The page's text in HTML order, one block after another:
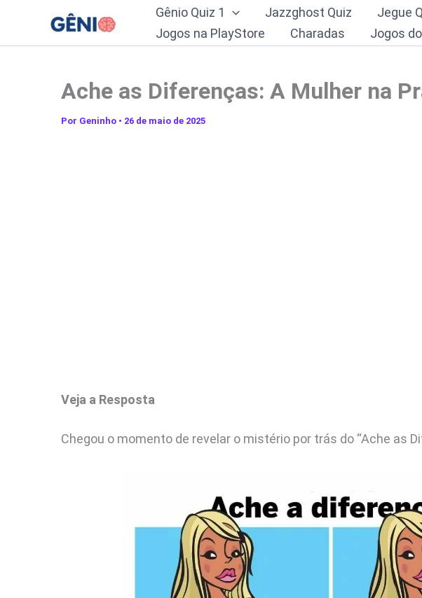
o
Gênio Quiz 1 Jazzghost Quiz Jegue
Jogos na PlayStore
Charadas Jogos
Ache as Diferenças: A Mulher na
Por Geninho • 26 de maio de 2025
Veja a Resposta
Chegou o momento de revelar o mistério por trás do “Ache as